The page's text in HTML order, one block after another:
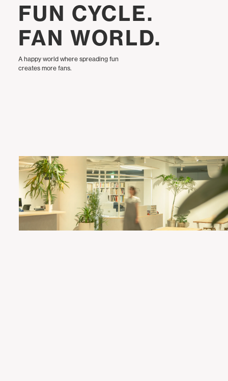
FUN CYCLE.
FAN WORLD.
A happy world where spreading fun
creates more fans.